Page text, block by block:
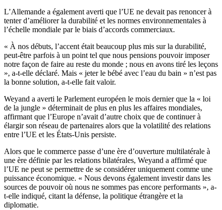
L’Allemande a également averti que l’UE ne devait pas renoncer à
tenter d’améliorer la durabilité et les normes environnementales à
l’échelle mondiale par le biais d’accords commerciaux.
« À nos débuts, l’accent était beaucoup plus mis sur la durabilité,
peut-être parfois à un point tel que nous pensions pouvoir imposer
notre façon de faire au reste du monde ; nous en avons tiré les leçons
», a-t-elle déclaré. Mais « jeter le bébé avec l’eau du bain » n’est pas
la bonne solution, a-t-elle fait valoir.
Weyand a averti le Parlement européen le mois dernier que la « loi
de la jungle » déterminait de plus en plus les affaires mondiales,
affirmant que l’Europe n’avait d’autre choix que de continuer à
élargir son réseau de partenaires alors que la volatilité des relations
entre l’UE et les États-Unis persiste.
Alors que le commerce passe d’une ère d’ouverture multilatérale à
une ère définie par les relations bilatérales, Weyand a affirmé que
l’UE ne peut se permettre de se considérer uniquement comme une
puissance économique. « Nous devons également investir dans les
sources de pouvoir où nous ne sommes pas encore performants », a-
t-elle indiqué, citant la défense, la politique étrangère et la
diplomatie.